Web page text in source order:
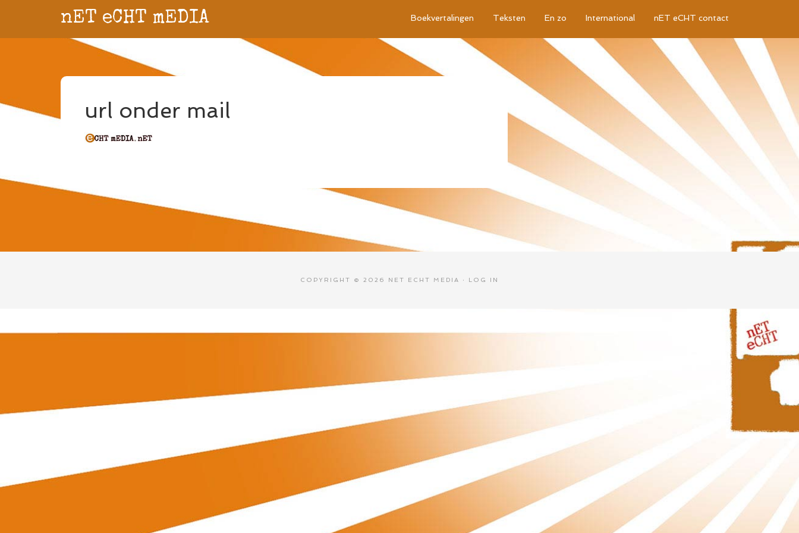
nET eCHT mEDIA Boekvertalingen Teksten En zo International nET eCHT contact
url onder mail
COPYRIGHT © 2026 NET ECHT MEDIA · LOG IN